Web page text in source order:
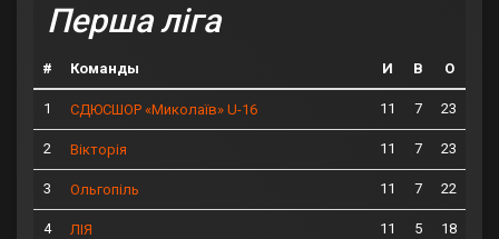
Перша ліга
# Команды И В О
1 СДЮСШОР «Миколаїв» U-16 11 7 23
2 Вікторія 11 7 23
3 Ольгопіль 11 7 22
4 ЛІЯ 11 5 18